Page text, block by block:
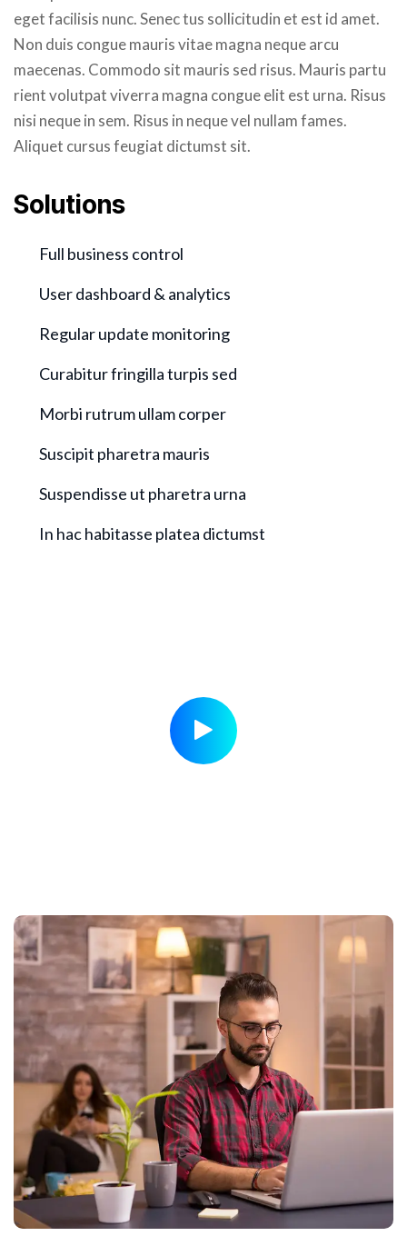
eget facilisis nunc. Senec tus sollicitudin et est id amet.
Non duis congue mauris vitae magna neque arcu
maecenas. Commodo sit mauris sed risus. Mauris partu
rient volutpat viverra magna congue elit est urna. Risus
nisi neque in sem. Risus in neque vel nullam fames.
Aliquet cursus feugiat dictumst sit.
Solutions
Full business control
User dashboard & analytics
Regular update monitoring
Curabitur fringilla turpis sed
Morbi rutrum ullam corper
Suscipit pharetra mauris
Suspendisse ut pharetra urna
In hac habitasse platea dictumst